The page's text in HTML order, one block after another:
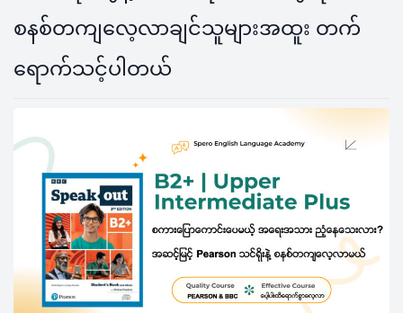
စနစ်တကျလေ့လာချင်သူများအထူး တက်
ရောက်သင့်ပါတယ်